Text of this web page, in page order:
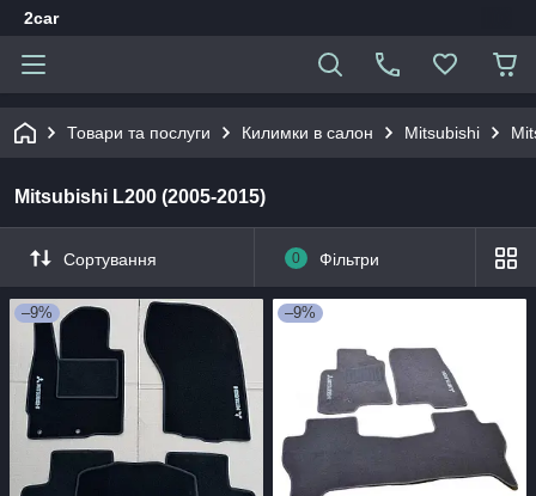
2car
Товари та послуги Килимки в салон Mitsubishi
Mitsubishi L200 (2005-2015)
Сортування 0 Фільтри
–9% –9%